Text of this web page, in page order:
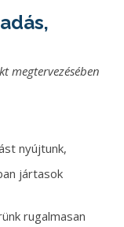
megtervezésében
nyújtunk,
jártasok
rugalmasan